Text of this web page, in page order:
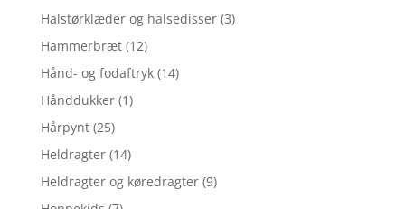
Halstørklæder og halsedisser (3)
Hammerbræt (12)
Hånd- og fodaftryk (14)
Hånddukker (1)
Hårpynt (25)
Heldragter (14)
Heldragter og køredragter (9)